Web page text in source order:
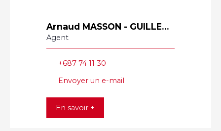
Arnaud MASSON - GUILLEMARD
Agent
+687 74 11 30
Envoyer un e-mail
En savoir +